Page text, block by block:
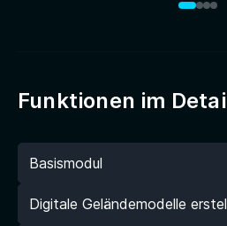
Funktionen im
Basismodul
Digitale Geländemodelle